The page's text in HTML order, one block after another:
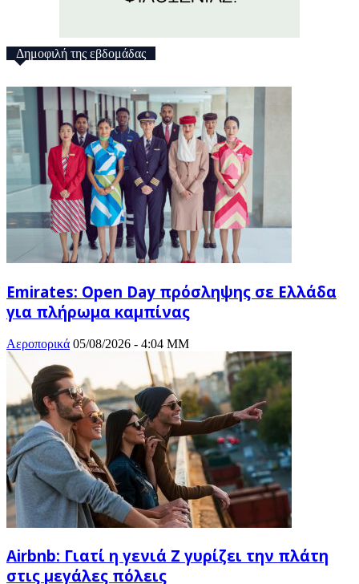
Δημοφιλή της εβδομάδας
Emirates: Open Day πρόσληψης σε Ελλάδα
για πλήρωμα καμπίνας
Αεροπορικά 05/08/2026 - 4:04 ΜΜ
Airbnb: Γιατί η γενιά Z γυρίζει την πλάτη
στις μεγάλες πόλεις